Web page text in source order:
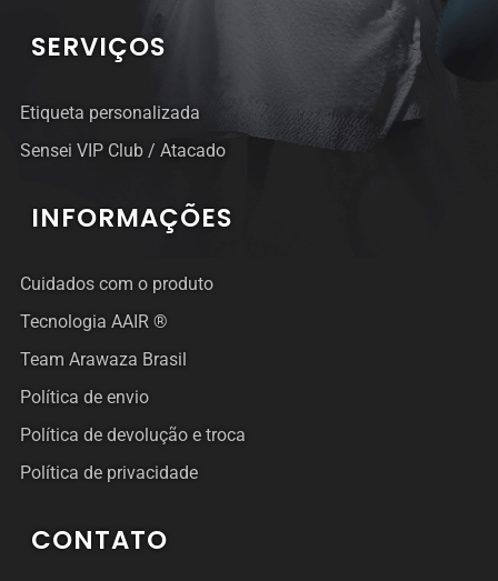
SERVIÇOS
Etiqueta personalizada
Sensei VIP Club / Atacado
INFORMAÇÕES
Cuidados com o produto
Tecnologia AAIR ®
Team Arawaza Brasil
Política de envio
Política de devolução e troca
Política de privacidade
CONTATO